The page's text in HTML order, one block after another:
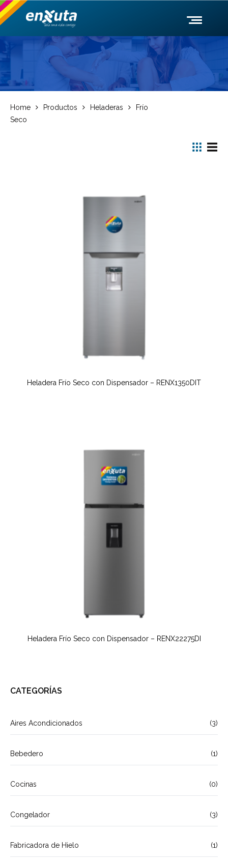
Home Productos Heladeras
Frío
Seco
Heladera Frío Seco con Dispensador – RENX1350DIT
Heladera Frío Seco con Dispensador – RENX22275DI
CATEGORÍAS
Aires Acondicionados (3)
Bebedero (1)
Cocinas (0)
Congelador (3)
Fabricadora de Hielo (1)